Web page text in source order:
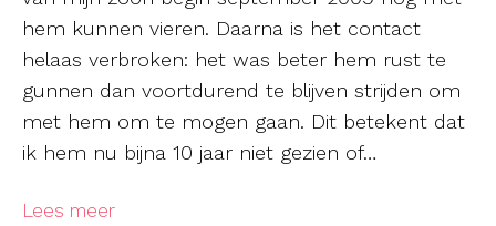
hem kunnen vieren. Daarna is het contact
helaas verbroken: het was beter hem rust te
gunnen dan voortdurend te blijven strijden om
met hem om te mogen gaan. Dit betekent dat
ik hem nu bijna 10 jaar niet gezien of…
Lees meer